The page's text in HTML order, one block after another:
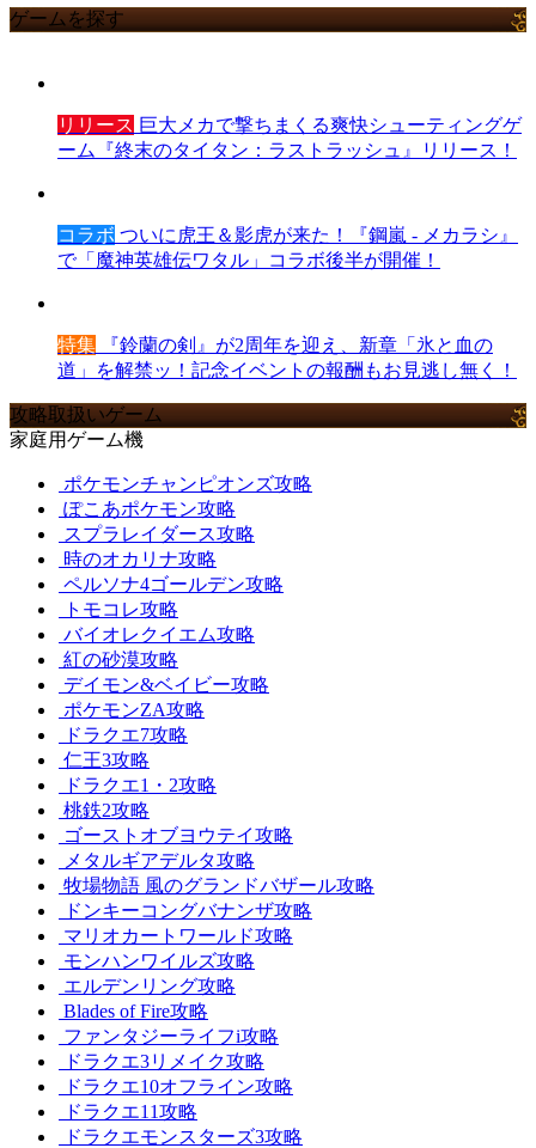
ゲームを探す
リリース 巨大メカで撃ちまくる爽快シューティングゲ
ーム『終末のタイタン：ラストラッシュ』リリース！
コラボ ついに虎王＆影虎が来た！『鋼嵐 - メカラシ』
で「魔神英雄伝ワタル」コラボ後半が開催！
特集 『鈴蘭の剣』が2周年を迎え、新章「氷と血の
道」を解禁ッ！記念イベントの報酬もお見逃し無く！
攻略取扱いゲーム
家庭用ゲーム機
ポケモンチャンピオンズ攻略
ぽこあポケモン攻略
スプラレイダース攻略
時のオカリナ攻略
ペルソナ4ゴールデン攻略
トモコレ攻略
バイオレクイエム攻略
紅の砂漠攻略
デイモン&ベイビー攻略
ポケモンZA攻略
ドラクエ7攻略
仁王3攻略
ドラクエ1・2攻略
桃鉄2攻略
ゴーストオブヨウテイ攻略
メタルギアデルタ攻略
牧場物語 風のグランドバザール攻略
ドンキーコングバナンザ攻略
マリオカートワールド攻略
モンハンワイルズ攻略
エルデンリング攻略
Blades of Fire攻略
ファンタジーライフi攻略
ドラクエ3リメイク攻略
ドラクエ10オフライン攻略
ドラクエ11攻略
ドラクエモンスターズ3攻略